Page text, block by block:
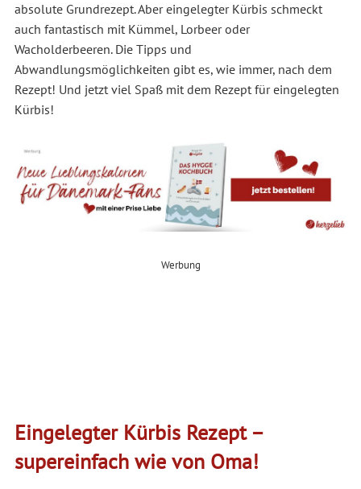
absolute Grundrezept. Aber eingelegter Kürbis schmeckt
auch fantastisch mit Kümmel, Lorbeer oder
Wacholderbeeren. Die Tipps und
Abwandlungsmöglichkeiten gibt es, wie immer, nach dem
Rezept! Und jetzt viel Spaß mit dem Rezept für eingelegten
Kürbis!
Werbung
Eingelegter Kürbis Rezept –
supereinfach wie von Oma!